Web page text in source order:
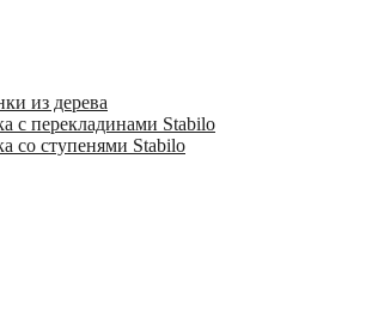
из дерева
с перекладинами Stabilo
со ступенями Stabilo